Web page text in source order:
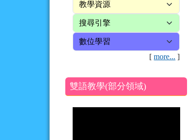
[more... ]
雙語教學(部分領域)